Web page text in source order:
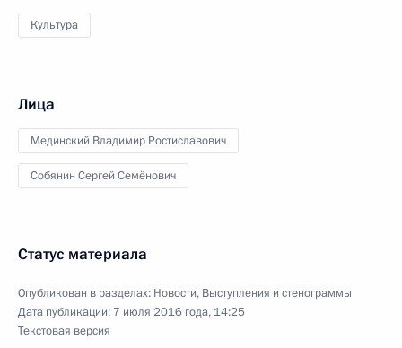
Культура
Лица
Мединский Владимир Ростиславович
Собянин Сергей Семёнович
Статус материала
Опубликован в разделах: Новости, Выступления и стенограммы
Дата публикации: 7 июля 2016 года, 14:25
Текстовая версия